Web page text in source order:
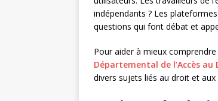
indépendants ? Les
questions qui font débat et
Pour aider à mieux
Départemental de l’Accès
divers sujets liés au droit et